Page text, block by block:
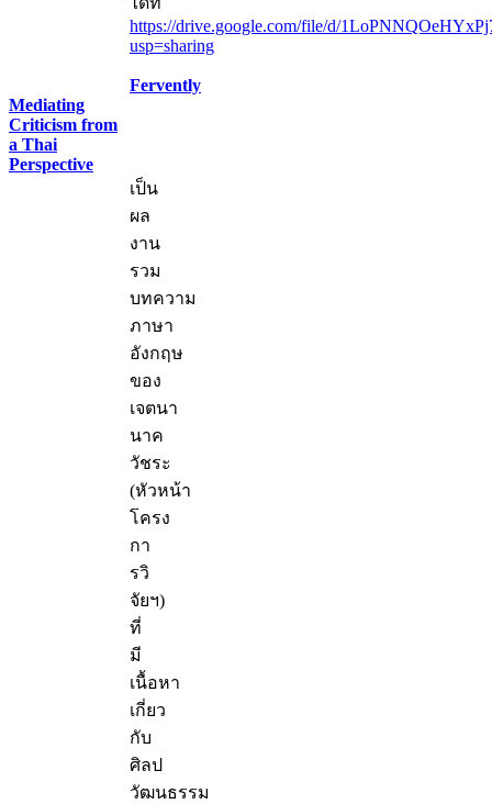
https://drive.google.com/file/d/
usp=sharing
Fervently
Mediating
Criticism from
a Thai
Perspective
เป็น
ผล
งาน
รวม
บทความ
ภาษา
อังกฤษ
ของ
เจตนา
นาค
วัชระ
(หัวหน้า
โครง
กา
รวิ
จัยฯ)
ที่
มี
เนื้อหา
เกี่ยว
กับ
ศิลป
วัฒนธรรม